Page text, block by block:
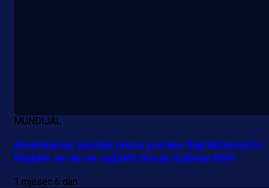
MUNDIJAL
Amerikanac poslao jasnu poruku Bajraktareviću:
Nadam se da će zažaliti što je izabrao BiH!
1 mjesec 6 dan